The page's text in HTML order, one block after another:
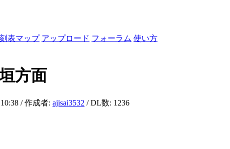
表マップ アップロード フォーラム 使い方
方面
/ 作成者: ajisai3532 / DL数: 1236